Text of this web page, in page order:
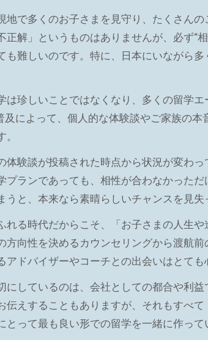
地で多くのお子さまを見守り、たくさん
正解」というものはありませんが、必ず
も難しいのです。特に、日本にいながら
は珍しいことではなくなり、多くの留学
及によって、個人的な体験談やご家族の
体験談が投稿された時点から状況が変わ
プランであっても、相性が合わなかった
うと、本来なら素晴らしいチャンスを見
れる時代だからこそ、「お子さまの人生
方向性を決めるカウンセリングから渡航
アドバイザーやコーチとの出会いはとても
にしているのは、会社としての都合や利
伝えすることもありますが、それもすべ
とって最も良い形での留学を一緒に作って